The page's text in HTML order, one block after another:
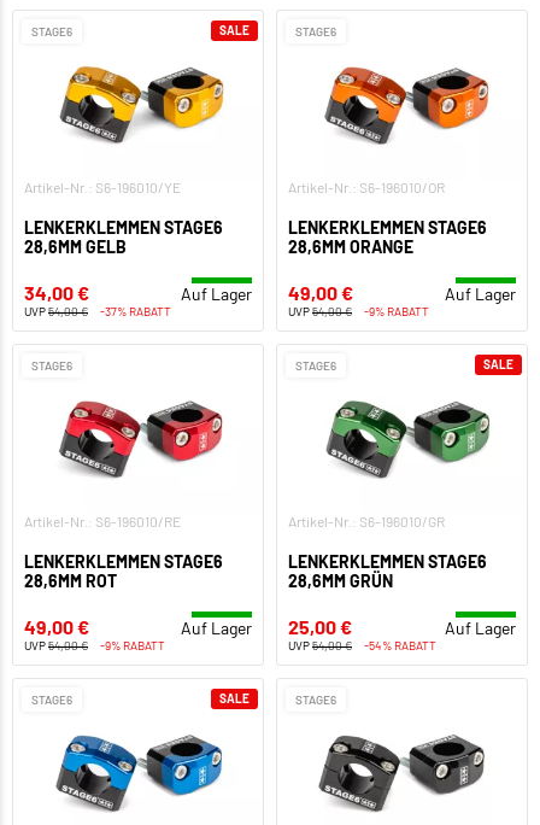
STAGE6
Artikel-Nr.: S6-196010/YE
LENKERKLEMMEN STAGE6
28,6MM GELB
34,00 € Auf Lager
UVP54,00 € -37% RABATT
SALE STAGE6
Artikel-Nr.: S6-196010/OR
LENKERKLEMMEN STAGE6
28,6MM ORANGE
49,00 € Auf Lager
UVP54,00 € -9% RABATT
STAGE6
Artikel-Nr.: S6-196010/RE
LENKERKLEMMEN STAGE6
28,6MM ROT
49,00 € Auf Lager
UVP54,00 € -9% RABATT
STAGE6
Artikel-Nr.: S6-196010/GR
LENKERKLEMMEN STAGE6
28,6MM GRÜN
25,00 € Auf Lager
UVP54,00 € -54% RABATT
SALE
STAGE6 SALE STAGE6